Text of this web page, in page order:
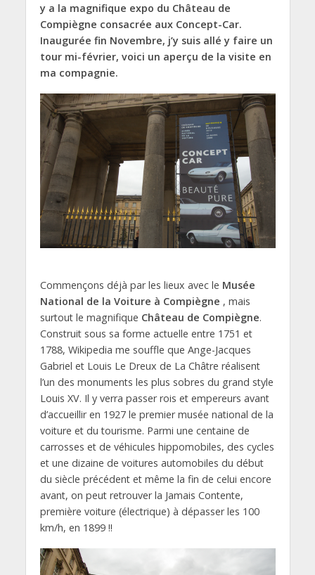
y a la magnifique expo du Château de
Compiègne consacrée aux Concept-Car.
Inaugurée fin Novembre, j’y suis allé y faire un
tour mi-février, voici un aperçu de la visite en
ma compagnie.
Commençons déjà par les lieux avec le Musée
National de la Voiture à Compiègne , mais
surtout le magnifique Château de Compiègne.
Construit sous sa forme actuelle entre 1751 et
1788, Wikipedia me souffle que Ange-Jacques
Gabriel et Louis Le Dreux de La Châtre réalisent
l’un des monuments les plus sobres du grand style
Louis XV. Il y verra passer rois et empereurs avant
d’accueillir en 1927 le premier musée national de la
voiture et du tourisme. Parmi une centaine de
carrosses et de véhicules hippomobiles, des cycles
et une dizaine de voitures automobiles du début
du siècle précédent et même la fin de celui encore
avant, on peut retrouver la Jamais Contente,
première voiture (électrique) à dépasser les 100
km/h, en 1899 !!